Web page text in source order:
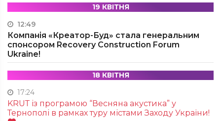
19 КВІТНЯ
12:49
Компанія «Креатор-Буд» стала генеральним
спонсором Recovery Construction Forum
Ukraine!
18 КВІТНЯ
17:24
KRUТ із програмою “Весняна акустика” у
Тернополі в рамках туру містами Заходу України!